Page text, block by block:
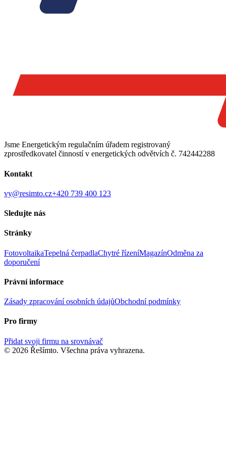
Jsme Energetickým regulačním úřadem registrovaný
zprostředkovatel činností v energetických odvětvích č. 742442288
Kontakt
vy@resimto.cz+420 739 400 123
Sledujte nás
Stránky
FotovoltaikaTepelná čerpadlaChytré řízeníMagazínOdměna za
doporučení
Právní informace
Zásady zpracování osobních údajůObchodní podmínky
Pro firmy
Přidat svoji firmu na srovnávač
© 2026 Řešímto. Všechna práva vyhrazena.